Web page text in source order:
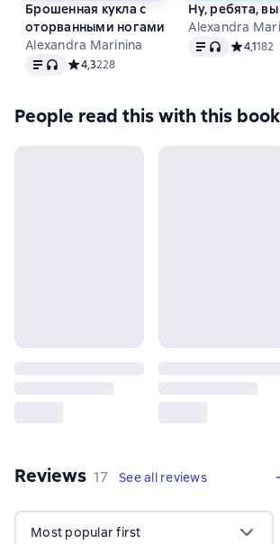
Брошенная кукла с
оторванными ногами
Alexandra Marinina
Text, audio format available
Средний рейтинг 4,3 на основе 228
4,3228
Ну, ребята,
Alexandra
Text, audioСредний
4,1182
People read this with this book
Reviews 17 reviews
17 See all reviews
Most popular first